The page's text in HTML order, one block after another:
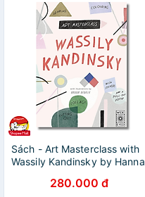
Sách - Art Masterclass with
Wassily Kandinsky by Hanna
280.000 đ